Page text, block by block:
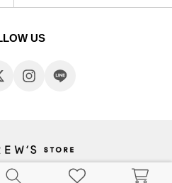
US
LTD. All rights reserved.